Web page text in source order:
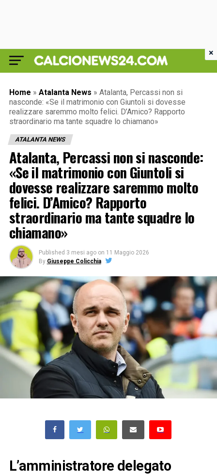
Home » Atalanta News » Atalanta, Percassi non si
nasconde: «Se il matrimonio con Giuntoli si dovesse
realizzare saremmo molto felici. D’Amico? Rapporto
straordinario ma tante squadre lo chiamano»
ATALANTA NEWS
Atalanta, Percassi non si nasconde:
«Se il matrimonio con Giuntoli si
dovesse realizzare saremmo molto
felici. D’Amico? Rapporto
straordinario ma tante squadre lo
chiamano»
Published 3 mesi ago on 11 Maggio 2026
By Giuseppe Colicchia
L’amministratore delegato
×